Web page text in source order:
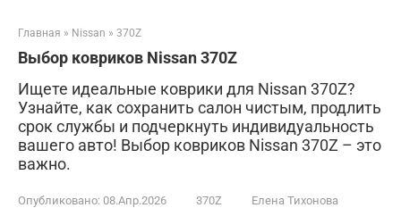
Главная » Nissan » 370Z
Выбор ковриков Nissan 370Z
Ищете идеальные коврики для Nissan 370Z?
Узнайте, как сохранить салон чистым, продлить
срок службы и подчеркнуть индивидуальность
вашего авто! Выбор ковриков Nissan 370Z – это
важно.
Опубликовано: 08.Апр.2026 370Z Елена Тихонова